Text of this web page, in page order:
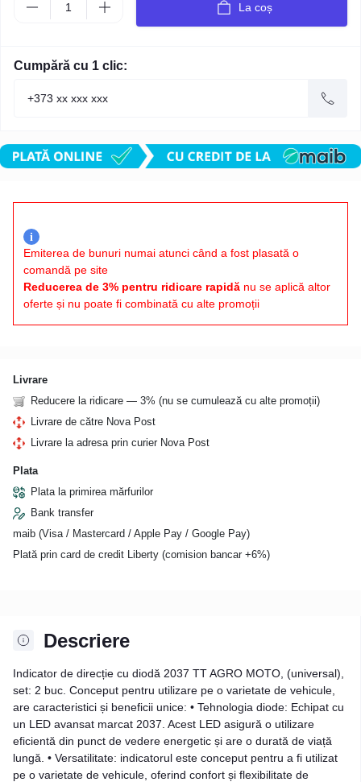
La coș
Cumpără cu 1 clic:
i
Emiterea de bunuri numai atunci când a fost plasată o
comandă pe site
Reducerea de 3% pentru ridicare rapidă nu se aplică altor
oferte și nu poate fi combinată cu alte promoții
Livrare
Reducere la ridicare — 3% (nu se cumulează cu alte promoții)
Livrare de către Nova Post
Livrare la adresa prin curier Nova Post
Plata
Plata la primirea mărfurilor
Bank transfer
maib (Visa / Mastercard / Apple Pay / Google Pay)
Plată prin card de credit Liberty (comision bancar +6%)
Descriere
Indicator de direcție cu diodă 2037 TT AGRO MOTO, (universal),
set: 2 buc. Conceput pentru utilizare pe o varietate de vehicule,
are caracteristici și beneficii unice: • Tehnologia diode: Echipat cu
un LED avansat marcat 2037. Acest LED asigură o utilizare
eficientă din punct de vedere energetic și are o durată de viață
lungă. • Versatilitate: indicatorul este conceput pentru a fi utilizat
pe o varietate de vehicule, oferind confort și flexibilitate de